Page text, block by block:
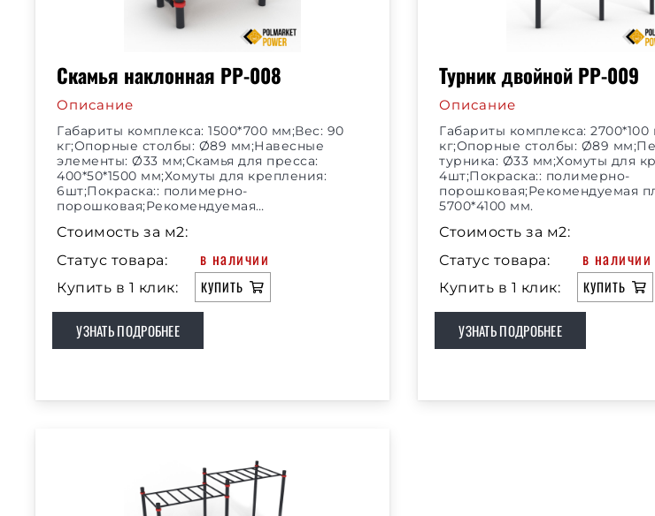
Скамья наклонная РР-008
Описание
Габариты комплекса: 1500*700 мм;Вес: 90
кг;Опорные столбы: Ø89 мм;Навесные
элементы: Ø33 мм;Скамья для пресса:
400*50*1500 мм;Хомуты для крепления:
6шт;Покраска:: полимерно-
порошковая;Рекомендуемая…
Стоимость за м2:
Статус товара:
в наличии
Купить в 1 клик: КУПИТЬ
УЗНАТЬ ПОДРОБНЕЕ
Турник двойной РР-009
Описание
Габариты комплекса:
кг;Опорные столбы: Ø89
турника: Ø33 мм;Хомуты для
4шт;Покраска:: полимерно-
порошковая;Рекомендуемая
5700*4100 мм.
Стоимость за м2:
Статус товара:
в наличии
Купить в 1 клик: КУПИТЬ
УЗНАТЬ ПОДРОБНЕЕ